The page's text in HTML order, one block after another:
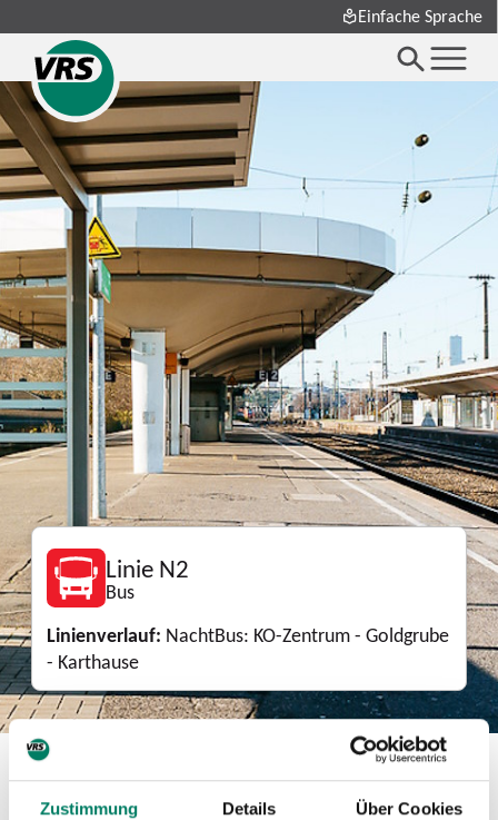
Zustimmung Details Über Cookies
Einfache Sprache
Linie N2
Bus
Linienverlauf: NachtBus: KO-Zentrum - Goldgrube
- Karthause
Download